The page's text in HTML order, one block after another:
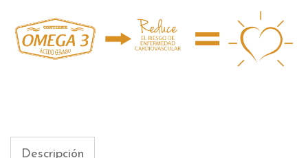
Descripción